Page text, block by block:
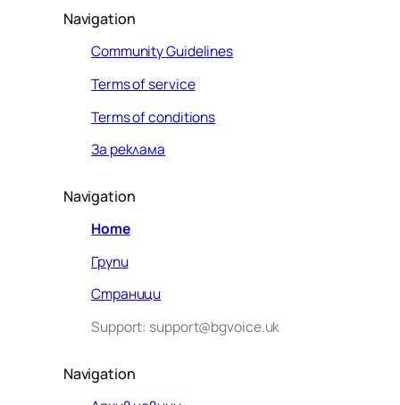
Navigation
Community Guidelines
Terms of service
Terms of conditions
За реклама
Navigation
Home
Групи
Страници
Support: support@bgvoice.uk
Navigation